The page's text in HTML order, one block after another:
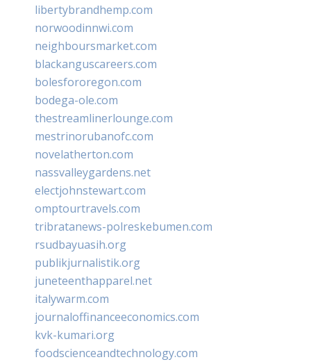
libertybrandhemp.com
norwoodinnwi.com
neighboursmarket.com
blackanguscareers.com
bolesfororegon.com
bodega-ole.com
thestreamlinerlounge.com
mestrinorubanofc.com
novelatherton.com
nassvalleygardens.net
electjohnstewart.com
omptourtravels.com
tribratanews-polreskebumen.com
rsudbayuasih.org
publikjurnalistik.org
juneteenthapparel.net
italywarm.com
journaloffinanceeconomics.com
kvk-kumari.org
foodscienceandtechnology.com